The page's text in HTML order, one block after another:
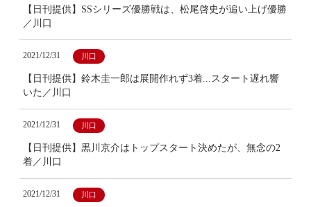
【日刊提供】SSシリーズ優勝戦は、松尾啓史が追い上げ優勝
／川口
2021/12/31 川口
【日刊提供】鈴木圭一郎は展開作れず3着...スタート遅れ響
いた／川口
2021/12/31 川口
【日刊提供】黒川京介はトップスタート決めたが、無念の2
着／川口
2021/12/31 川口